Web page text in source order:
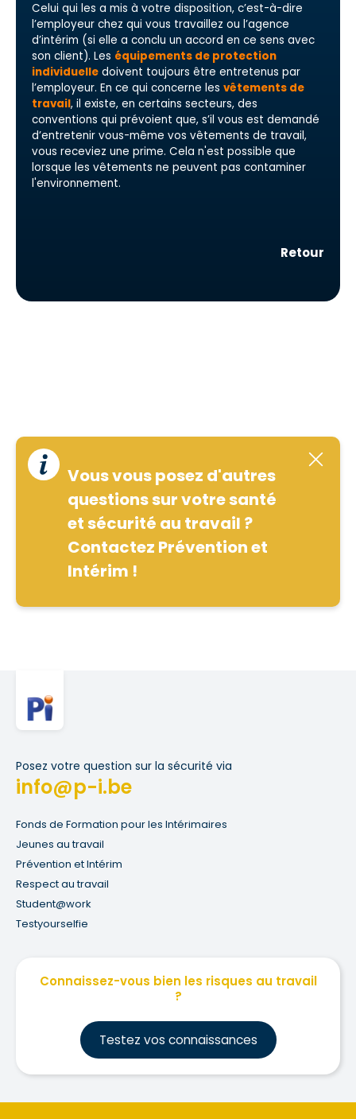
Celui qui les a mis à votre disposition, c’est-à-dire
l’employeur chez qui vous travaillez ou l’agence
d’intérim (si elle a conclu un accord en ce sens avec
son client). Les équipements de protection
individuelle doivent toujours être entretenus par
l’employeur. En ce qui concerne les vêtements de
travail, il existe, en certains secteurs, des
conventions qui prévoient que, s’il vous est demandé
d’entretenir vous-même vos vêtements de travail,
vous receviez une prime. Cela n'est possible que
lorsque les vêtements ne peuvent pas contaminer
l'environnement.
Retour
Vous vous posez d'autres
questions sur votre santé
et sécurité au travail ?
Contactez Prévention et
Intérim !
Posez votre question sur la sécurité via
info@p-i.be
Fonds de Formation pour les Intérimaires
Jeunes au travail
Prévention et Intérim
Respect au travail
Student@work
Testyourselfie
Connaissez-vous bien les risques au travail
?
Testez vos connaissances